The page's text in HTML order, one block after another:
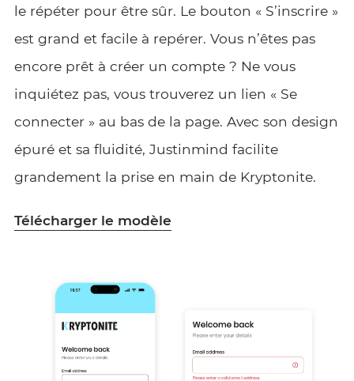
le répéter pour être sûr. Le bouton « S’inscrire »
est grand et facile à repérer. Vous n’êtes pas
encore prêt à créer un compte ? Ne vous
inquiétez pas, vous trouverez un lien « Se
connecter » au bas de la page. Avec son design
épuré et sa fluidité, Justinmind facilite
grandement la prise en main de Kryptonite.
Télécharger le modèle